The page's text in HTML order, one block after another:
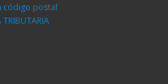
código postal
TRIBUTARIA